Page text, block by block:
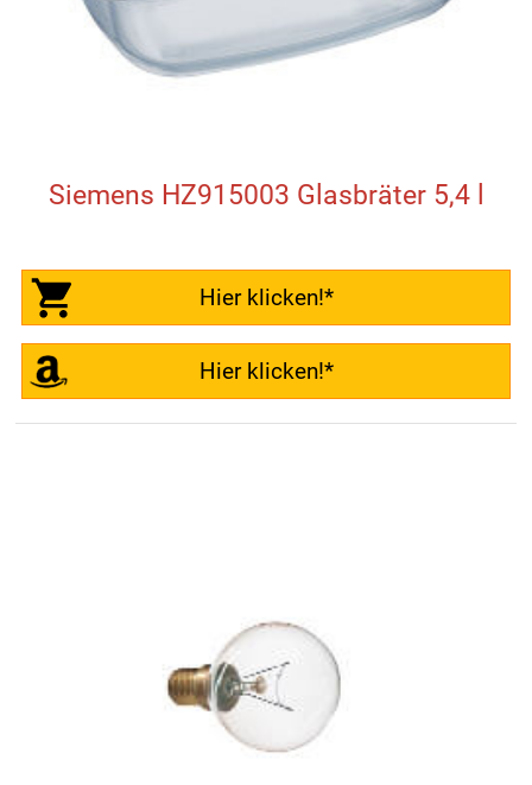
Siemens HZ915003 Glasbräter 5,4 l
Hier klicken!*
Hier klicken!*